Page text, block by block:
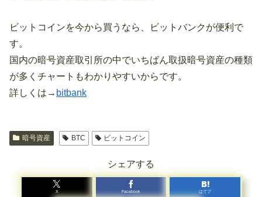
ビットコインを今から買うなら、ビットバンクが便利で
す。
国内の暗号資産取引所の中でいちばん取扱暗号資産の種類
が多くチャートもわかりやすいからです。
詳しくは→ bitbank
暗号資産 BTC ビットコイン
シェアする
X Facebook はてブ